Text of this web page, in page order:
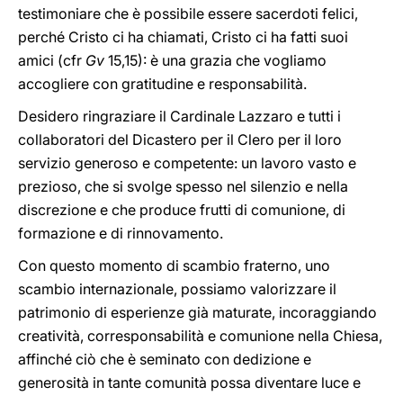
testimoniare che è possibile essere sacerdoti felici,
perché Cristo ci ha chiamati, Cristo ci ha fatti suoi
amici (cfr Gv 15,15): è una grazia che vogliamo
accogliere con gratitudine e responsabilità.
Desidero ringraziare il Cardinale Lazzaro e tutti i
collaboratori del Dicastero per il Clero per il loro
servizio generoso e competente: un lavoro vasto e
prezioso, che si svolge spesso nel silenzio e nella
discrezione e che produce frutti di comunione, di
formazione e di rinnovamento.
Con questo momento di scambio fraterno, uno
scambio internazionale, possiamo valorizzare il
patrimonio di esperienze già maturate, incoraggiando
creatività, corresponsabilità e comunione nella Chiesa,
affinché ciò che è seminato con dedizione e
generosità in tante comunità possa diventare luce e